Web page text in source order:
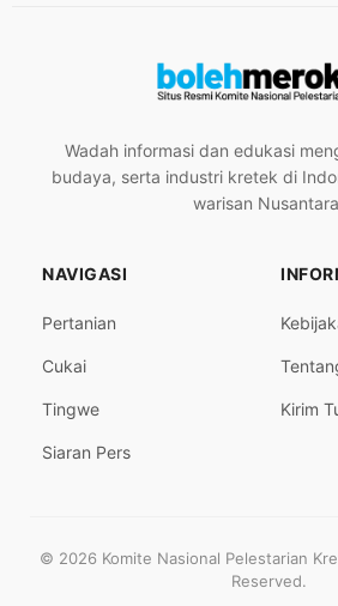
Wadah informasi dan edukasi
budaya, serta industri kretek di
warisan
NAVIGASI
Pertanian
Cukai
Tingwe
Siaran Pers
Kirim
© 2026 Komite Nasional Pelestarian
Reserved.